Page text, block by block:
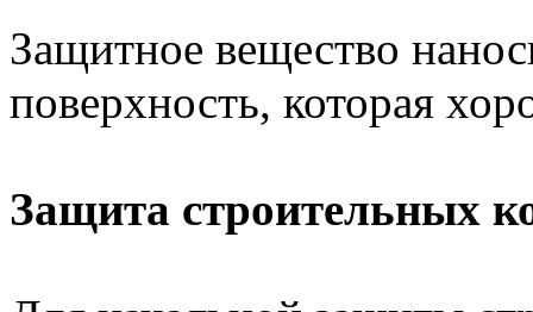
Защитное вещество
поверхность, которая
Защита строительных